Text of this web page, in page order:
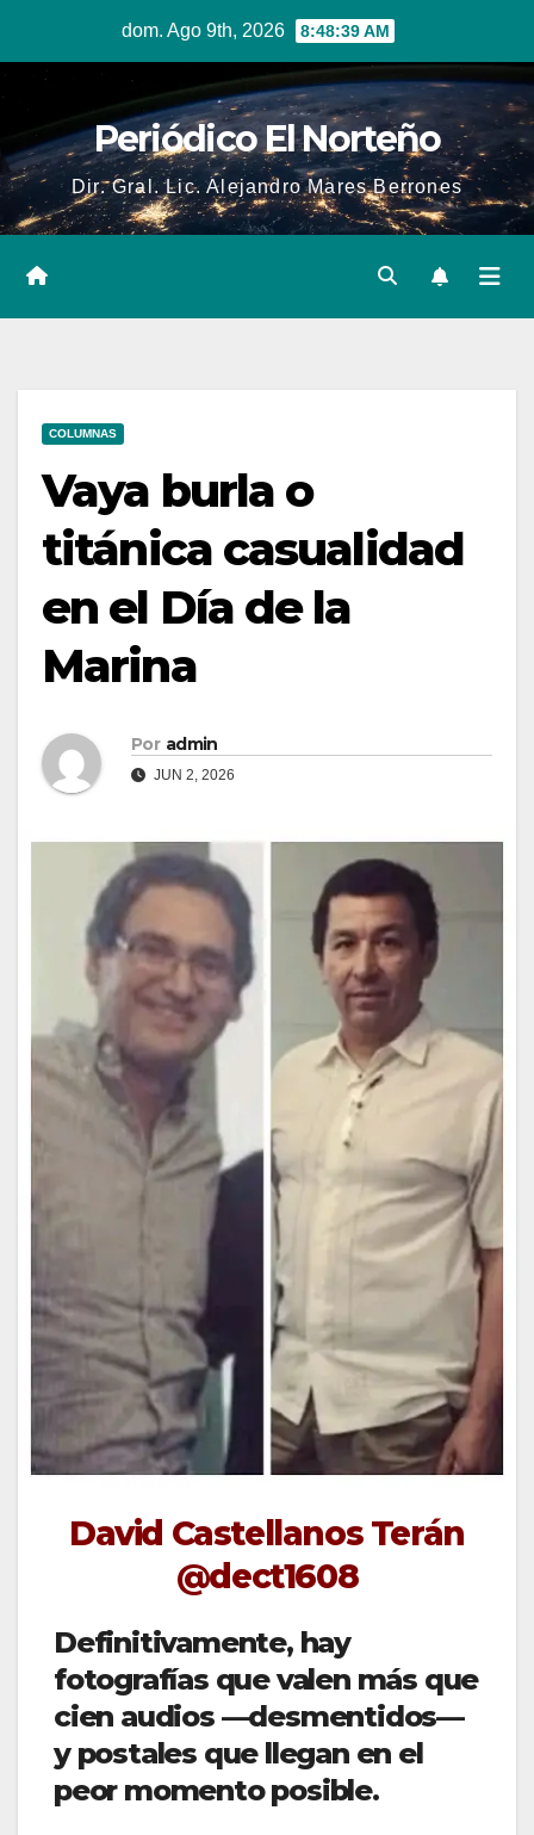
dom. Ago 9th, 2026 8:48:40 AM
Periódico El Norteño
Dir. Gral. Lic. Alejandro Mares Berrones
COLUMNAS
Vaya burla o
titánica casualidad
en el Día de la
Marina
Por admin
JUN 2, 2026
David Castellanos Terán
@dect1608
Definitivamente, hay
fotografías que valen más que
cien audios —desmentidos—
y postales que llegan en el
peor momento posible.